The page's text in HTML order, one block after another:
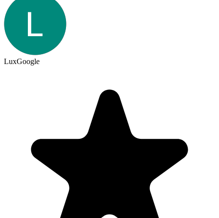
LuxGoogle